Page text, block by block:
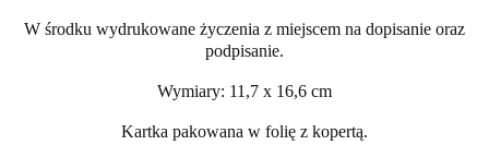
W środku wydrukowane życzenia z miejscem na dopisanie oraz
podpisanie.
Wymiary: 11,7 x 16,6 cm
Kartka pakowana w folię z kopertą.